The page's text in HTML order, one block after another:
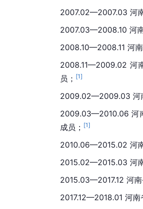
2007.02—2007.03 河
2007.03—2008.10 河
2008.10—2008.11 河
2008.11—2009.02 河
员； [1]
2009.02—2009.03 河
2009.03—2010.06 河
成员； [1]
2010.06—2015.02 河
2015.02—2015.03 河
2015.03—2017.12 河
2017.12—2018.01 河